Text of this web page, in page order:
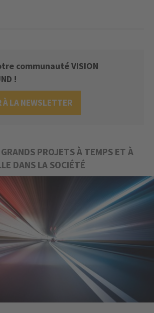
communauté VISION
!
À LA NEWSLETTER
PROJETS À TEMPS ET À
DANS LA SOCIÉTÉ